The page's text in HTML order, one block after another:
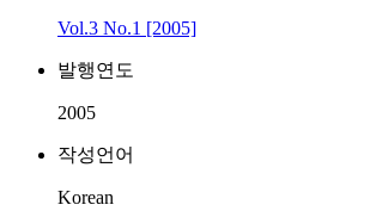
Vol.3 No.1 [2005]
발행연도
2005
작성언어
Korean